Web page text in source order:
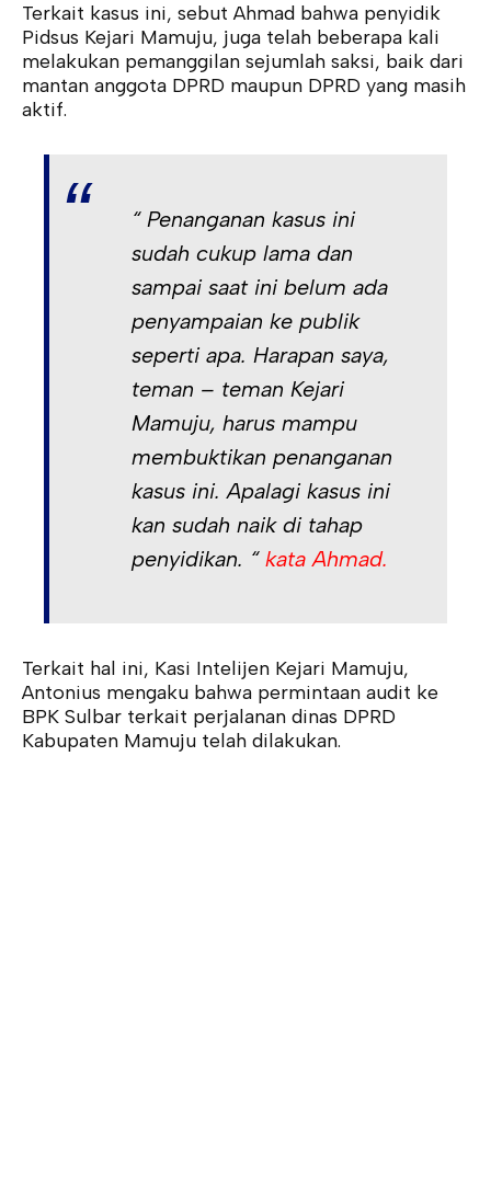
Terkait kasus ini, sebut Ahmad bahwa penyidik
Pidsus Kejari Mamuju, juga telah beberapa kali
melakukan pemanggilan sejumlah saksi, baik dari
mantan anggota DPRD maupun DPRD yang masih
aktif.
“ Penanganan kasus ini
sudah cukup lama dan
sampai saat ini belum ada
penyampaian ke publik
seperti apa. Harapan saya,
teman – teman Kejari
Mamuju, harus mampu
membuktikan penanganan
kasus ini. Apalagi kasus ini
kan sudah naik di tahap
penyidikan. “kata Ahmad.
Terkait hal ini, Kasi Intelijen Kejari Mamuju,
Antonius mengaku bahwa permintaan audit ke
BPK Sulbar terkait perjalanan dinas DPRD
Kabupaten Mamuju telah dilakukan.